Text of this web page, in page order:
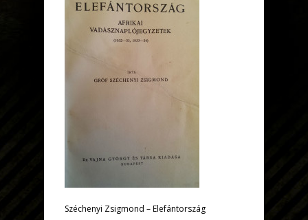
Széchenyi Zsigmond – Elefántország